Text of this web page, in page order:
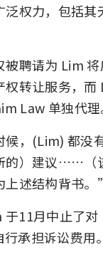
泛权力，包括
被聘请为 Lim
权转让服务，而
Law 单独代理
，(Lim) 都没
的）建议……（
述结构背书。”
11月中止了对
承担诉讼费用。